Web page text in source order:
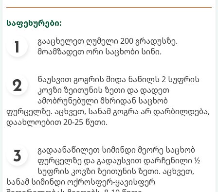
საფეხურები:
გააცხელეთ ღუმელი 200 გრადუსზე.
მოამზადეთ ორი საცხობი სინი.
წაუსვით გოგრის შიდა ნაწილს 2 სუფრის
კოვზი ზეითუნის ზეთი და დადეთ
ამობრუნებული მხრიდან საცხობ
ფურცელზე. აცხვეთ, სანამ გოგრა არ დარბილდება,
დაახლოებით 20-25 წუთი.
გადაანაწილეთ სიმინდი მეორე საცხობ
ფურცელზე და გადაუსვით დარჩენილი ½
სუფრის კოვზი ზეითუნის ზეთი. აცხვეთ,
სანამ სიმინდი ოქროსფერ-ყავისფერ